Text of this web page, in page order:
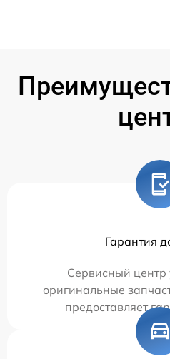
Гарантия
Сервисный центр
оригинальные
предоставляет